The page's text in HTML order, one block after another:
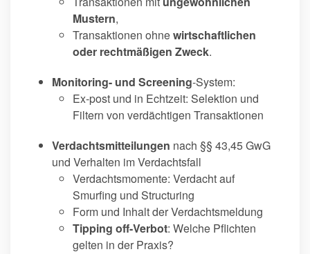
Mustern,
Transaktionen ohnewirtschaftlichen
oder rechtmäßigen Zweck.
Monitoring- und Screening-System:
Ex-post und in Echtzeit: Selektion und
Filtern von verdächtigen Transaktionen
Verdachtsmitteilungen nach §§ 43,45 GwG
und Verhalten im Verdachtsfall
Verdachtsmomente: Verdacht auf
Smurfing und Structuring
Form und Inhalt der Verdachtsmeldung
Tipping off-Verbot: Welche Pflichten
gelten in der Praxis?